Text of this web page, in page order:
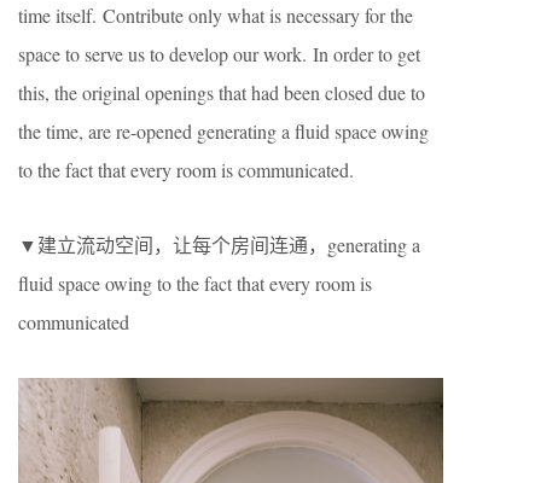
time itself. Contribute only what is necessary for the
space to serve us to develop our work. In order to get
this, the original openings that had been closed due to
the time, are re-opened generating a fluid space owing
to the fact that every room is communicated.
▼建立流动空间，让每个房间连通，generating a
fluid space owing to the fact that every room is
communicated